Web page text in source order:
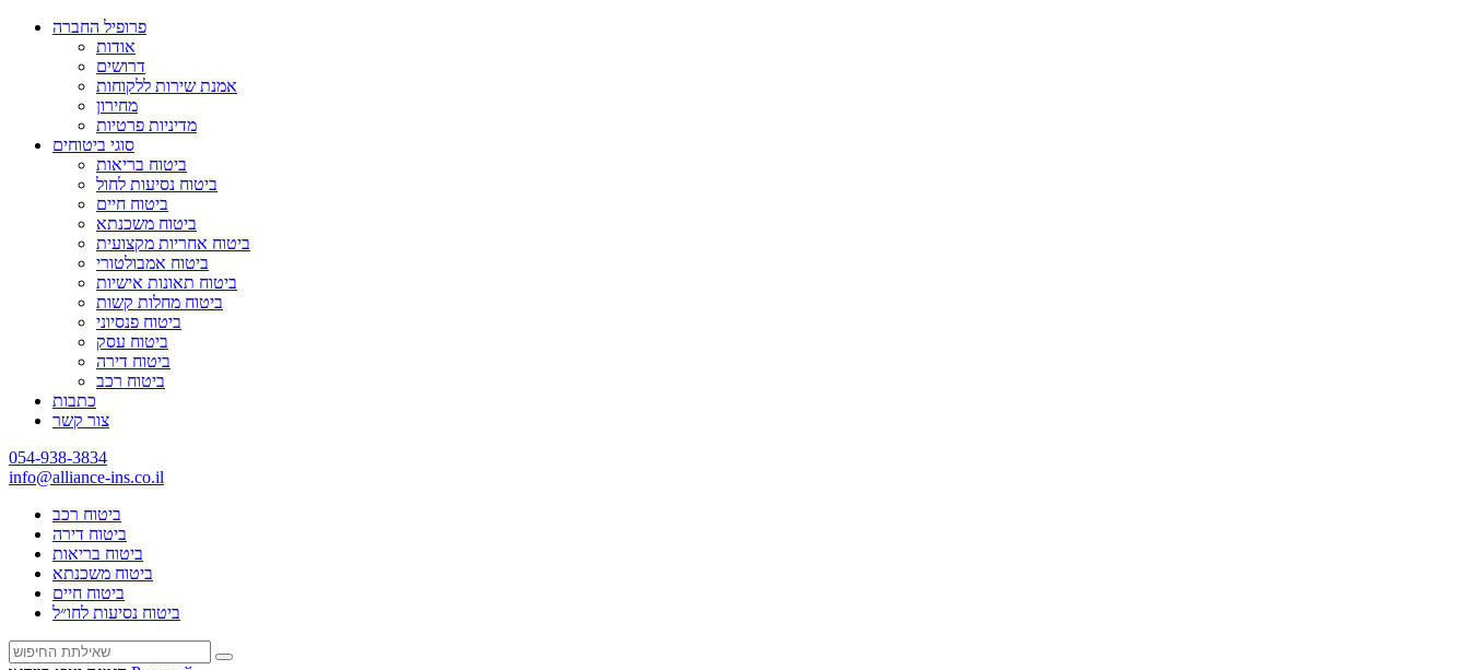
פרופיל החברה
אודות
דרושים
אמנת שירות ללקוחות
מחירון
מדיניות פרטיות
סוגי ביטוחים
ביטוח בריאות
ביטוח נסיעות לחול
ביטוח חיים
ביטוח משכנתא
ביטוח אחריות מקצועית
ביטוח אמבולטורי
ביטוח תאונות אישיות
ביטוח מחלות קשות
ביטוח פנסיוני
ביטוח עסק
ביטוח דירה
ביטוח רכב
כתבות
צור קשר
054-938-3834
info@alliance-ins.co.il
ביטוח רכב
ביטוח דירה
ביטוח בריאות
ביטוח משכנתא
ביטוח חיים
ביטוח נסיעות לחו״ל